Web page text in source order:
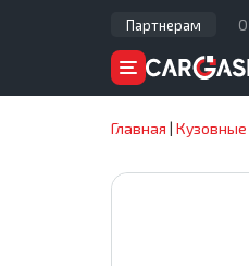
Партнерам
Главная | Кузовные